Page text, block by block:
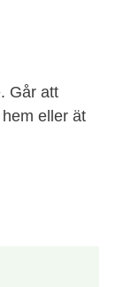
Går att
eller ät